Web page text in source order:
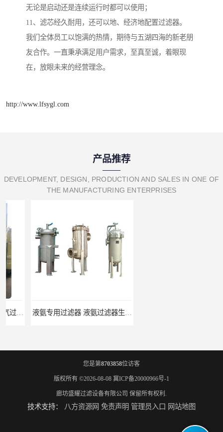
无论是启动还是连续运行时都可以使用；
11、滤芯经久耐用，还可以地、经济地配置过滤器。
我们全体员工以饱满的热情，期待与五湖四海的新老朋
友合作。一直秉承满足用户需求，至真至诚，着眼现
在，放眼未来的经营理念。
http://www.lfsygl.com
产品推荐
DEVELOPMENT, DESIGN, PRODUCTION AND SALES IN ONE OF
THE MANUFACTURING ENTERPRISES
液氨专用过滤器 液氨过滤器生产厂家
您是第8703858位访客
版权所有 ©2026-08-08 冀ICP备20000966号-1
廊坊盛耀过滤设备有限公司 保留所有权利.
技术支持： 八方资源网 免责声明 管理员入口 网站地图